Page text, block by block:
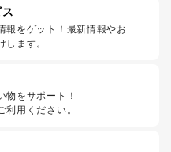
報をゲット！最新情報やお
します。
物をサポート！
利用ください。